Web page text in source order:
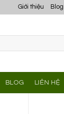
Giới thiệu Blog
BLOG LIÊN HỆ